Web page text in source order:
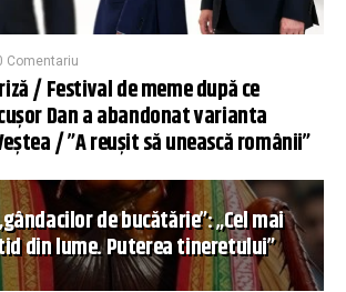
Comentariu
/ Festival de meme după ce
Dan a abandonat varianta
/ ”A reușit să unească românii”
de bucătărie”: „Cel mai
din lume. Puterea tineretului”